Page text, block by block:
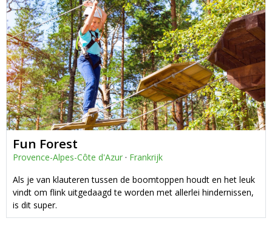
Fun Forest
Provence-Alpes-Côte d'Azur · Frankrijk
Als je van klauteren tussen de boomtoppen houdt en het leuk
vindt om flink uitgedaagd te worden met allerlei hindernissen,
is dit super.